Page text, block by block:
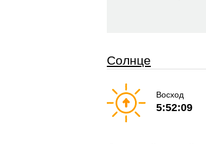
Солнце
Восход
5:52:09